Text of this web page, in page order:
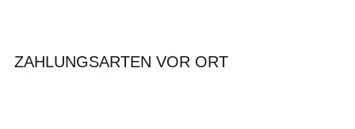
ZAHLUNGSARTEN VOR ORT